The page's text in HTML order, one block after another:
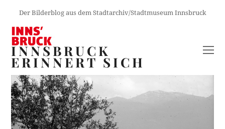
Der Bilderblog aus dem Stadtarchiv/Stadtmuseum Innsbruck
INNSBRUCK
ERINNERT SICH